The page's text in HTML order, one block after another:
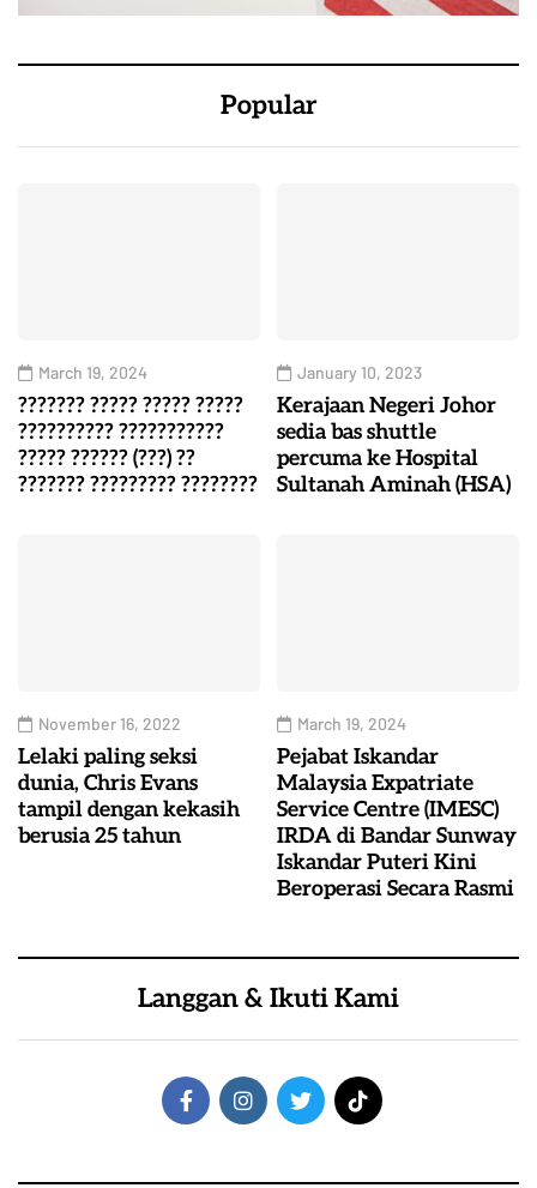
Popular
March 19, 2024
??????? ????? ????? ?????
?????????? ???????????
????? ?????? (???) ??
??????? ????????? ????????
January 10, 2023
Kerajaan Negeri Johor
sedia bas shuttle
percuma ke Hospital
Sultanah Aminah (HSA)
November 16, 2022
Lelaki paling seksi
dunia, Chris Evans
tampil dengan kekasih
berusia 25 tahun
March 19, 2024
Pejabat Iskandar
Malaysia Expatriate
Service Centre (IMESC)
IRDA di Bandar Sunway
Iskandar Puteri Kini
Beroperasi Secara Rasmi
Langgan & Ikuti Kami